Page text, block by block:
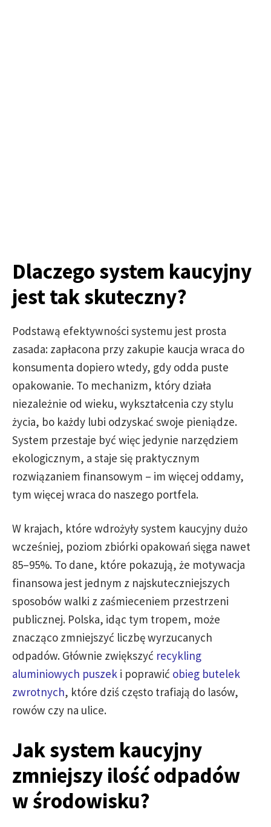
Dlaczego system kaucyjny
jest tak skuteczny?
Podstawą efektywności systemu jest prosta
zasada: zapłacona przy zakupie kaucja wraca do
konsumenta dopiero wtedy, gdy odda puste
opakowanie. To mechanizm, który działa
niezależnie od wieku, wykształcenia czy stylu
życia, bo każdy lubi odzyskać swoje pieniądze.
System przestaje być więc jedynie narzędziem
ekologicznym, a staje się praktycznym
rozwiązaniem finansowym – im więcej oddamy,
tym więcej wraca do naszego portfela.
W krajach, które wdrożyły system kaucyjny dużo
wcześniej, poziom zbiórki opakowań sięga nawet
85–95%. To dane, które pokazują, że motywacja
finansowa jest jednym z najskuteczniejszych
sposobów walki z zaśmieceniem przestrzeni
publicznej. Polska, idąc tym tropem, może
znacząco zmniejszyć liczbę wyrzucanych
odpadów. Głównie zwiększyć recykling
aluminiowych puszek i poprawić obieg butelek
zwrotnych, które dziś często trafiają do lasów,
rowów czy na ulice.
Jak system kaucyjny
zmniejszy ilość odpadów
w środowisku?